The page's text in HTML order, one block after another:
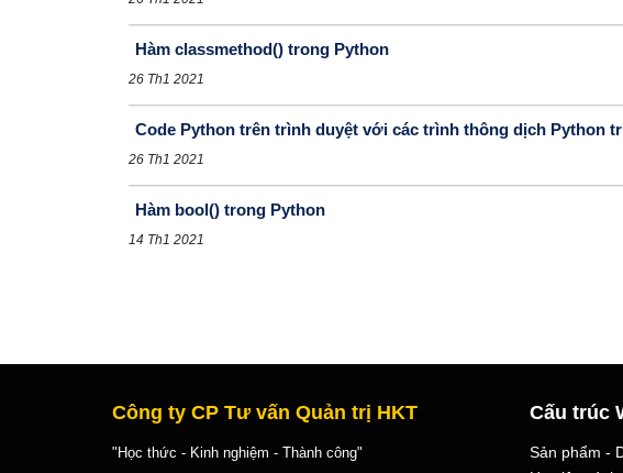
Hàm classmethod() trong Python
26 Th1 2021
Code Python trên trình duyệt với các trình thông dịch Python
26 Th1 2021
Hàm bool() trong Python
14 Th1 2021
Công ty CP Tư vấn Quản trị HKT
"Học thức - Kinh nghiệm - Thành công"
Cấu trúc
Sản phẩm -